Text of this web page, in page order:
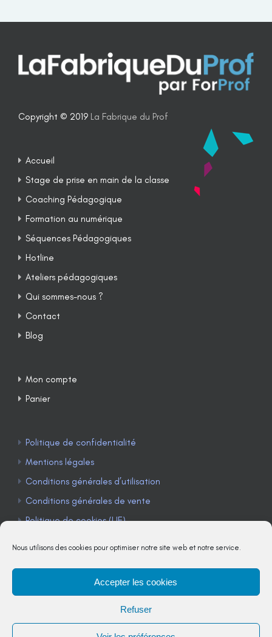
Nous utilisons des cookies pour optimiser notre site web et notre service.
Accepter les cookies
Refuser
Copyright © 2019 La Fabrique du Prof
Accueil
Stage de prise en main de la classe
Coaching Pédagogique
Formation au numérique
Séquences Pédagogiques
Hotline
Ateliers pédagogiques
Qui sommes-nous ?
Contact
Blog
Mon compte
Panier
Politique de confidentialité
Mentions légales
Conditions générales d’utilisation
Conditions générales de vente
Politique de cookies (UE)
TÉLÉPHONE : 04 90 85 22 98